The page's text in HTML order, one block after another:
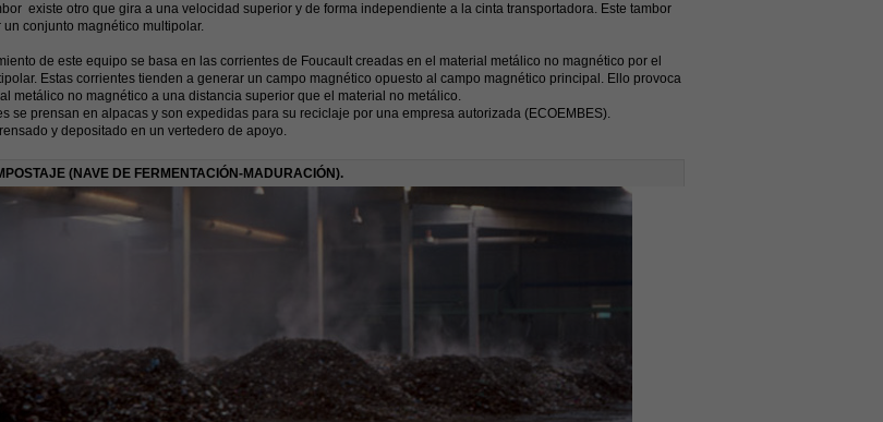
existe otro que gira a una velocidad superior y de forma independiente a la cinta transportadora. Este tambor
conjunto magnético multipolar.
de este equipo se basa en las corrientes de Foucault creadas en el material metálico no magnético por el
Estas corrientes tienden a generar un campo magnético opuesto al campo magnético principal. Ello provoca
metálico no magnético a una distancia superior que el material no metálico.
se prensan en alpacas y son expedidas para su reciclaje por una empresa autorizada (ECOEMBES).
y depositado en un vertedero de apoyo.
(NAVE DE FERMENTACIÓN-MADURACIÓN).